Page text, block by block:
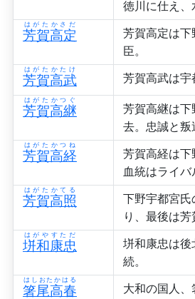
徳川に仕え、
芳賀高定
はがたかさだ
芳賀高定は下
臣。
芳賀高武
はがたかたけ
芳賀高武は宇
芳賀高継
はがたかつぐ
芳賀高継は下
去。忠誠と叛
芳賀高経
はがたかつね
芳賀高経は下
血統はライバ
芳賀高照
はがたかてる
下野宇都宮氏
り、最後は芳
垪和康忠
はがやすただ
垪和康忠は後
続。
箸尾高春
はしおたかはる
大和の国人